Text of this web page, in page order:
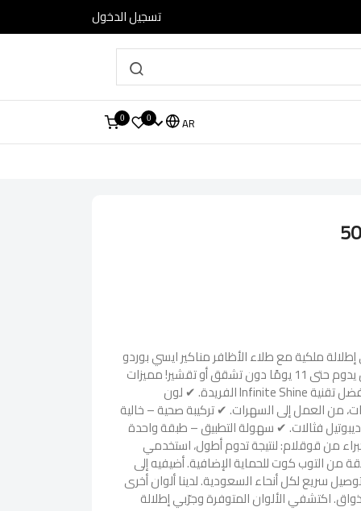
تسجيل الدخول
AR
0
0
50 اكتشفي إطلالة ملكية مع طلاء الأظافر مناكير ايسي بوردو
50، الذي يمنحكِ لون ساحر بتألق يدوم حتى 11 يومًا دون تشقق أو تقشير! مميزات
المنتج؟ ✔ تألق طويل الأمد – بفضل تقنية Infinite Shine الفريدة. ✔ لون
من العمل إلى السهرات. ✔ تركيبة صحية – خالية
فثالات. ✔ سهولة التطبيق – طبقة واحدة
من قوقلام: لنتيجة تدوم أطول، استخدمي
من التوب كوت للحماية الإضافية. أضيفيه إلى
سريع لكل أنحاء السعودية. لدينا ألوان أخرى
اكتشفي الألوان المتوفرة وجرّبي إطلالة